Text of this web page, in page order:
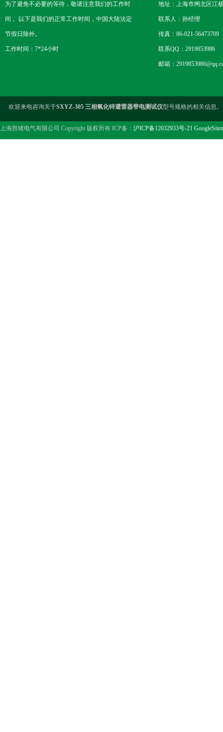
为了避免不必要的等待，敬请注意我们的工作时
间 。以下是我们的正常工作时间，中国大陆法定
节假日除外。
工作时间：7*24小时
地址：上海市闸北区江
联系人：孙经理
传真：86-021-56473709
联系QQ：2919853986
邮箱：
欢迎来电咨询关于SXYZ-305 三相氧化锌避雷器带电测试仪型号规格的相关信息。
上海胜绪电气有限公司 Copyright 版权所有 ICP备： 沪ICP备12032933号-21